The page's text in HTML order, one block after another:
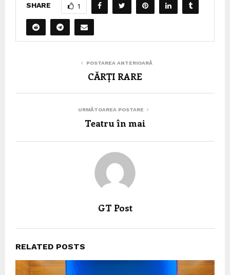
SHARE 1
POSTAREA ANTERIOARĂ
CĂRȚI RARE
URMĂTOAREA POSTARE
Teatru în mai
GT Post
RELATED POSTS